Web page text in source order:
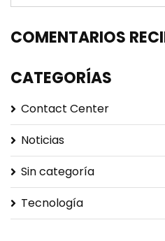
COMENTARIOS
CATEGORÍAS
Contact Center
Noticias
Sin categoría
Tecnología